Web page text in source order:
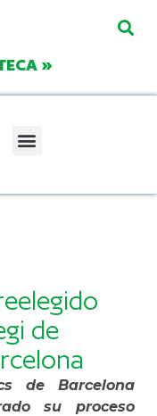
»
de
de Barcelona
su proceso